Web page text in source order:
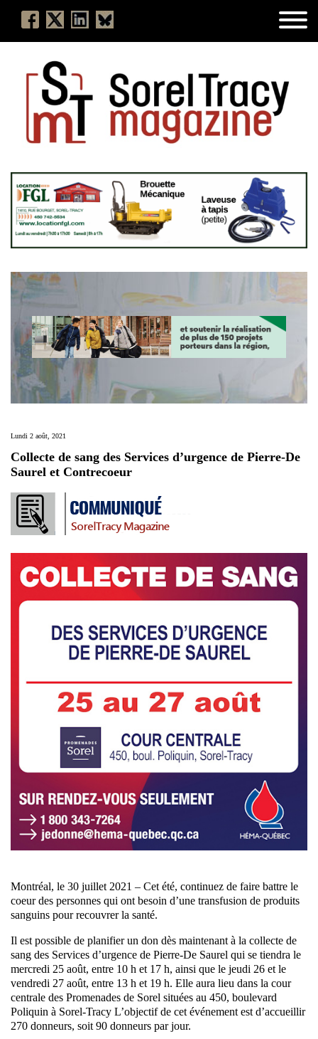
Lundi 2 août, 2021
Collecte de sang des Services d’urgence de Pierre-De
Saurel et Contrecoeur
Montréal, le 30 juillet 2021 – Cet été, continuez de faire battre le
coeur des personnes qui ont besoin d’une transfusion de produits
sanguins pour recouvrer la santé.
Il est possible de planifier un don dès maintenant à la collecte de
sang des Services d’urgence de Pierre-De Saurel qui se tiendra le
mercredi 25 août, entre 10 h et 17 h, ainsi que le jeudi 26 et le
vendredi 27 août, entre 13 h et 19 h. Elle aura lieu dans la cour
centrale des Promenades de Sorel situées au 450, boulevard
Poliquin à Sorel-Tracy L’objectif de cet événement est d’accueillir
270 donneurs, soit 90 donneurs par jour.